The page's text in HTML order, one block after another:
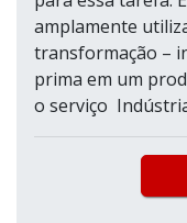
amplamente
transformação –
prima em um
o serviço